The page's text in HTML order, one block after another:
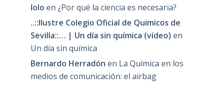
lolo en ¿Por qué la ciencia es necesaria?
..::Ilustre Colegio Oficial de Quimicos de
Sevilla::… | Un día sin química (vídeo) en
Un día sin química
Bernardo Herradón en La Química en los
medios de comunicación: el airbag